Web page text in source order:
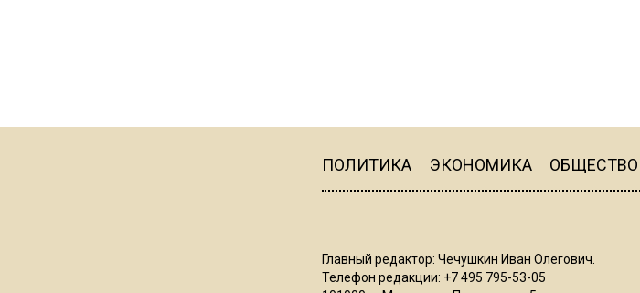
ПОЛИТИКА ЭКОНОМИКА ОБЩЕСТВО
Главный редактор: Чечушкин Иван Олегович.
Телефон редакции: +7 495 795-53-05